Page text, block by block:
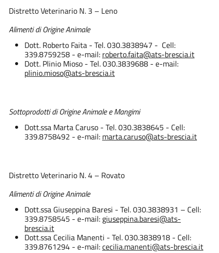
Distretto Veterinario N. 3 – Leno
Alimenti di Origine Animale
Dott. Roberto Faita - Tel. 030.3838947 - Cell:
339.8759258 - e-mail: roberto.faita@ats-brescia.it
Dott. Plinio Mioso - Tel. 030.3839688 - e-mail:
plinio.mioso@ats-brescia.it
Sottoprodotti di Origine Animale e Mangimi
Dott.ssa Marta Caruso - Tel. 030.3838645 - Cell:
339.8758492 - e-mail: marta.caruso@ats-brescia.it
Distretto Veterinario N. 4 – Rovato
Alimenti di Origine Animale
Dott.ssa Giuseppina Baresi - Tel. 030.3838931 – Cell:
339.8758545 - e-mail: giuseppina.baresi@ats-
brescia.it
Dott.ssa Cecilia Manenti - Tel. 030.3838918 - Cell:
339.8761294 - e-mail:cecilia.manenti@ats-brescia.it